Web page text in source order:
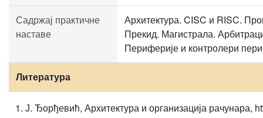
Садржај практичне
наставе
Архитектура. CISC и RISC.
Прекид. Магистрала.
Периферије и контролери
Литература
Ј. Ђорђевић, Архитектура и организација рачунара,